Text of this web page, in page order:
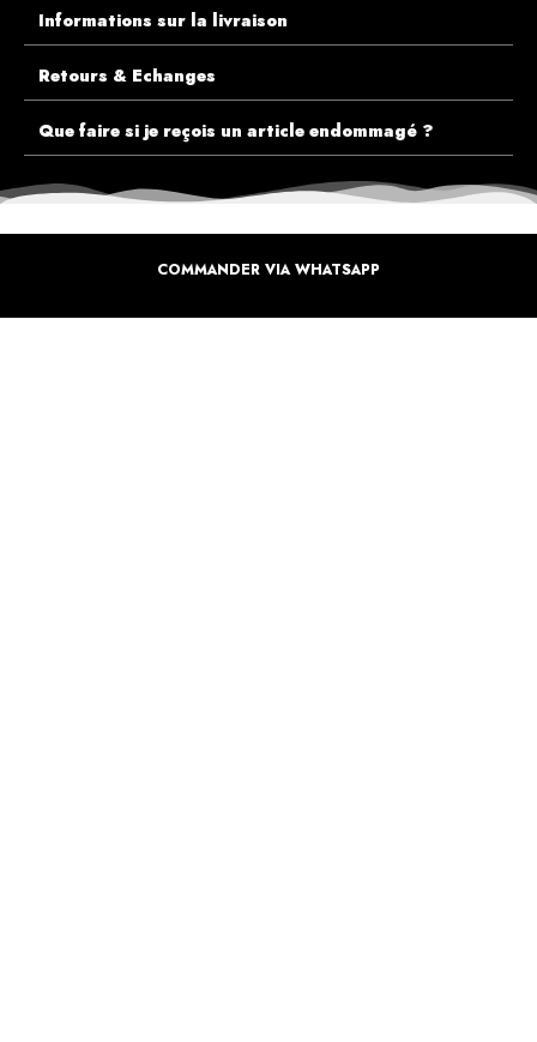
Informations sur la livraison
Retours & Echanges
Que faire si je reçois un article endommagé ?
COMMANDER VIA WHATSAPP